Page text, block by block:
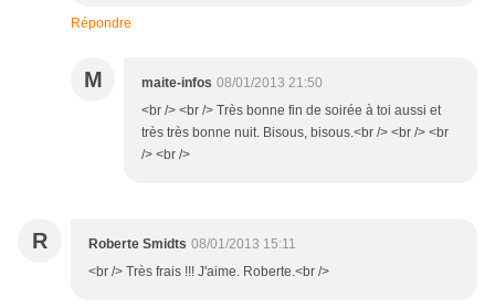
Répondre
M maite-infos 08/01/2013 21:50
<br /> <br /> Très bonne fin de soirée à toi aussi et
très très bonne nuit. Bisous, bisous.<br /> <br /> <br
/> <br />
R Roberte Smidts 08/01/2013 15:11
<br /> Très frais !!! J'aime. Roberte.<br />